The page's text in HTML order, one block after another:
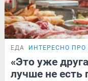
ЕДА ИНТЕРЕСНО ПРО
«Это уже
лучше не есть